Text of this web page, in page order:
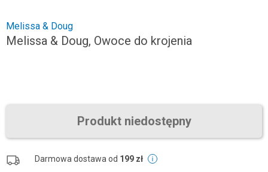
Melissa & Doug
Melissa & Doug, Owoce do krojenia
Produkt niedostępny
Darmowa dostawa od 199 zł